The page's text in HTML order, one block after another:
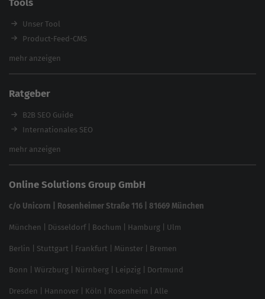
Enterprise SEO Agentur
Workshops
Tools
Unser Tool
Product-Feed-CMS
Website Analyse
Backlink-Check
Ladezeiten-Check
Brand Protection Tool
Website SEO Check
feed2content.ai
mehr anzeigen
Ratgeber
B2B SEO Guide
Internationales SEO
eCommerce SEO
In ChatGPT gefunden werden
Linkbuilding 2025
Local SEO
SEO für Online Shops
Brand Monitoring 2025
mehr anzeigen
Online Solutions Group GmbH
c/o Unicorn | Rosenheimer Straße 116 | 81669 München
München Düsseldorf| Bochum Hamburg Ulm
Berlin Stuttgart Frankfurt Münster Bremen
Bonn Würzburg Nürnberg Leipzig Dortmund
Dresden Hannover Köln Rosenheim Alle